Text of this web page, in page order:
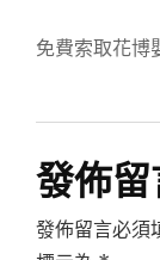
覽
免費索取花博
發佈留
發佈留言必須